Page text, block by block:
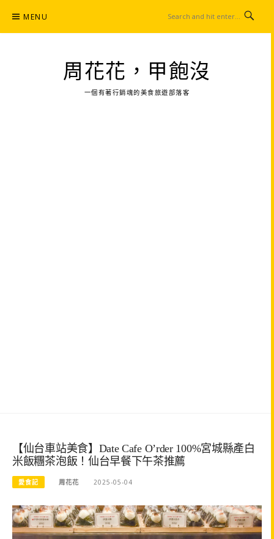
content
MENU
周花花，甲飽沒
一個有著行銷魂的美食旅遊部落客
【仙台車站美食】Date Cafe O’rder 100%宮城縣產白
米飯糰茶泡飯！仙台早餐下午茶推薦
愛食記 周花花 2025-05-04